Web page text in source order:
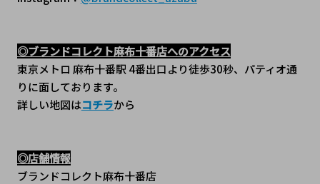
◎ブランドコレクト麻布十番店へのアクセス
東京メトロ 麻布十番駅 4番出口より徒歩30秒、パティオ通
りに面しております。
詳しい地図はコチラから
◎店舗情報
ブランドコレクト麻布十番店